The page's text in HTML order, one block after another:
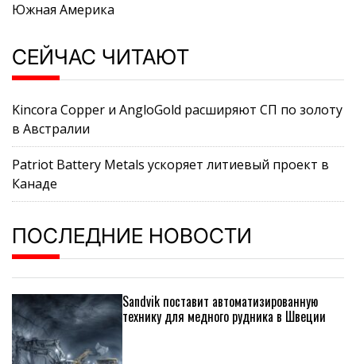
Южная Америка
СЕЙЧАС ЧИТАЮТ
Kincora Copper и AngloGold расширяют СП по золоту
в Австралии
Patriot Battery Metals ускоряет литиевый проект в
Канаде
ПОСЛЕДНИЕ НОВОСТИ
Sandvik поставит автоматизированную
технику для медного рудника в Швеции